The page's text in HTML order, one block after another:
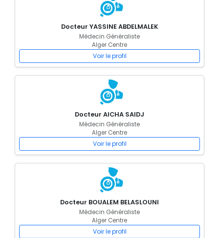
Docteur YASSINE ABDELMALEK
Médecin Généraliste
Alger Centre
Voir le profil
Docteur AICHA SAIDJ
Médecin Généraliste
Alger Centre
Voir le profil
Docteur BOUALEM BELASLOUNI
Médecin Généraliste
Alger Centre
Voir le profil